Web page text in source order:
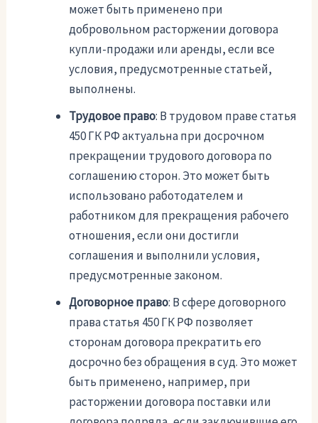
может быть применено при
добровольном расторжении договора
купли-продажи или аренды, если все
условия, предусмотренные статьей,
выполнены.
Трудовое право: В трудовом праве статья
450 ГК РФ актуальна при досрочном
прекращении трудового договора по
соглашению сторон. Это может быть
использовано работодателем и
работником для прекращения рабочего
отношения, если они достигли
соглашения и выполнили условия,
предусмотренные законом.
Договорное право: В сфере договорного
права статья 450 ГК РФ позволяет
сторонам договора прекратить его
досрочно без обращения в суд. Это может
быть применено, например, при
расторжении договора поставки или